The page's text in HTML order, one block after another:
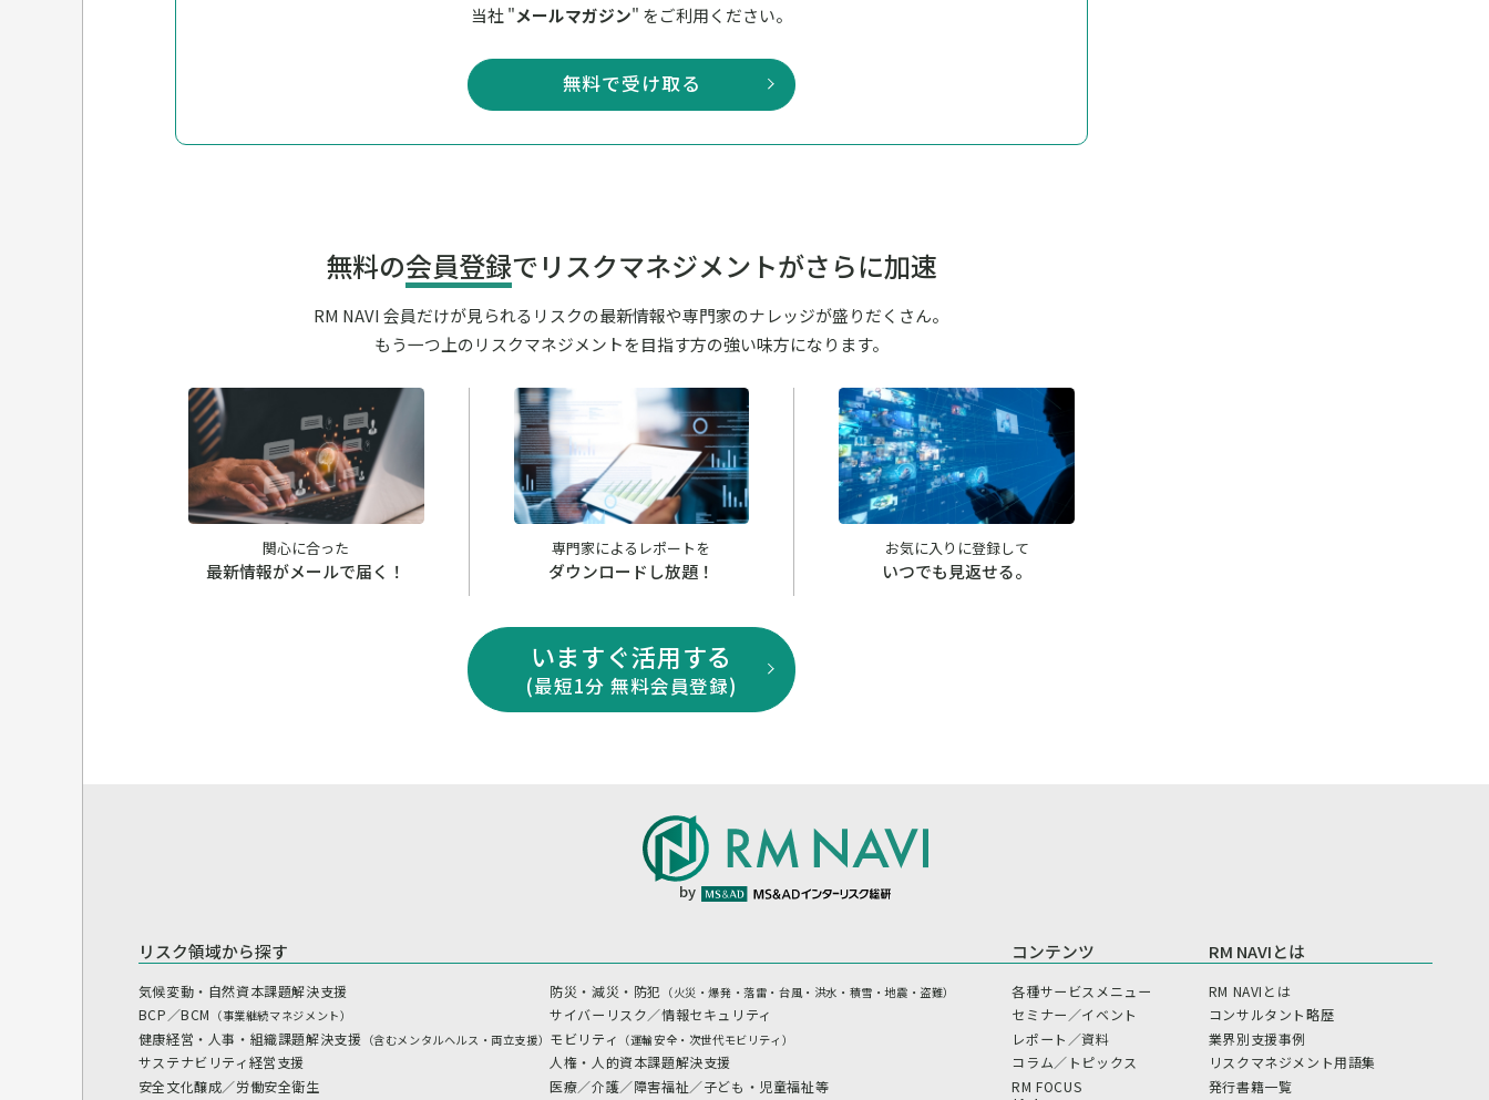
当社 "メールマガジン" をご利用ください。
無料で受け取る
無料の会員登録でリスクマネジメントがさらに加速
RM NAVI 会員だけが見られるリスクの最新情報や専門家のナレッジが盛りだくさん。
もう一つ上のリスクマネジメントを目指す方の強い味方になります。
関心に合った
最新情報がメールで届く！
専門家によるレポートを
ダウンロードし放題！
お気に入りに登録して
いつでも見返せる。
いますぐ活用する
(最短1分 無料会員登録)
by
リスク領域から探す
気候変動・自然資本課題解決支援
BCP／BCM （事業継続マネジメント）
健康経営・人事・組織課題解決支援 （含むメンタルヘルス・両立支援）
サステナビリティ経営支援
安全文化醸成／労働安全衛生
防災・減災・防犯 （火災・爆発・落雷・台風・洪水・積雪・地震・盗難）
サイバーリスク／情報セキュリティ
モビリティ （運輸安全・次世代モビリティ）
人権・人的資本課題解決支援
医療／介護／障害福祉／子ども・児童福祉等
コンテンツ
各種サービスメニュー
セミナー／イベント
レポート／資料
コラム／トピックス
RM FOCUS
RM NAVIとは
RM NAVIとは
コンサルタント略歴
業界別支援事例
リスクマネジメント用語集
発行書籍一覧